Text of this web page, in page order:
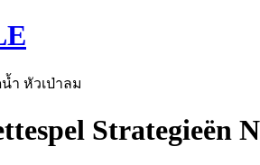
ำ หัวเป่าลม
Strategieën